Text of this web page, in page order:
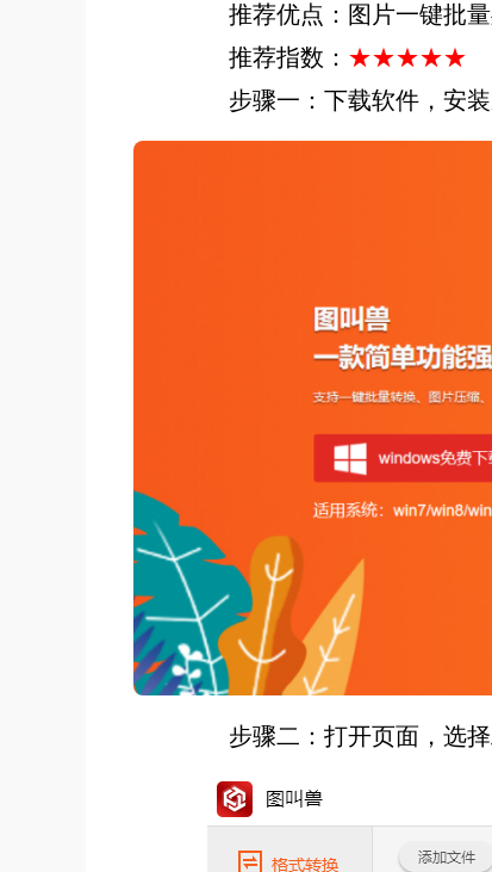
推荐优点：图片一键批量
推荐指数： ★★★★★
步骤一：下载软件，安装
步骤二：打开页面，选择